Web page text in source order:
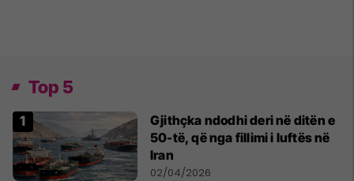
Top 5
Gjithçka ndodhi deri në ditën e
50-të, që nga fillimi i luftës në
Iran
02/04/2026